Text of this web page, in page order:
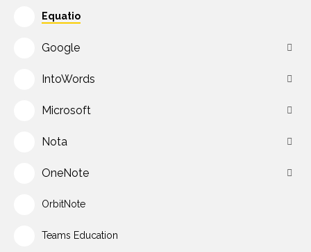
Equatio
Google
IntoWords
Microsoft
Nota
OneNote
OrbitNote
Teams Education